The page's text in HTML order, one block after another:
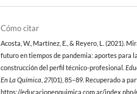
Cómo citar
Acosta, W., Martínez, E., & Reyero, L. (2021).
futuro en tiempos de pandemia: aportes para la
construcción del perfil técnico-profesional.
En La Química 27(01), 85–89. Recuperado a
https://educacionenquimica.com.ar/index.php/